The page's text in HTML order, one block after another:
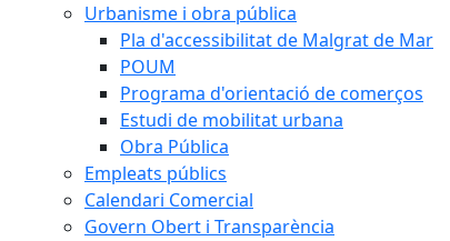
Urbanisme i obra pública
Pla d'accessibilitat de Malgrat de Mar
POUM
Programa d'orientació de comerços
Estudi de mobilitat urbana
Obra Pública
Empleats públics
Calendari Comercial
Govern Obert i Transparència